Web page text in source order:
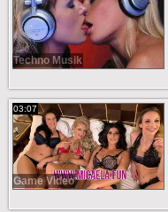
Techno Musik
03:07
Game Video